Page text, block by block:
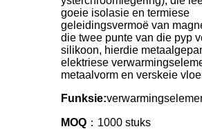
goeie isolasie en termiese
geleidingsvermoë van
die twee punte van die pyp
silikoon, hierdie
elektriese
metaalvorm en verskeie
Funksie:
MOQ ：1000 stuks